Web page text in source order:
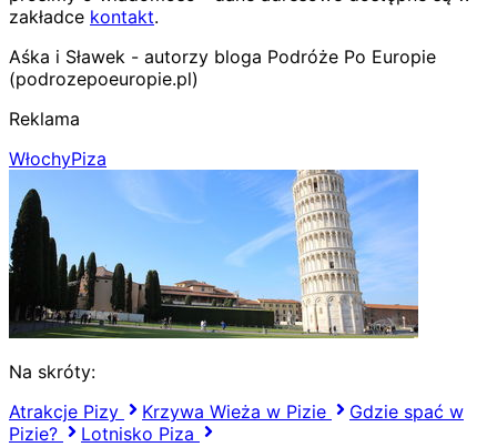
zakładce kontakt.
Aśka i Sławek - autorzy bloga Podróże Po Europie
(podrozepoeuropie.pl)
Reklama
WłochyPiza
Na skróty:
Atrakcje Pizy
Krzywa Wieża w Pizie
Gdzie spać w
Pizie?
Lotnisko Piza